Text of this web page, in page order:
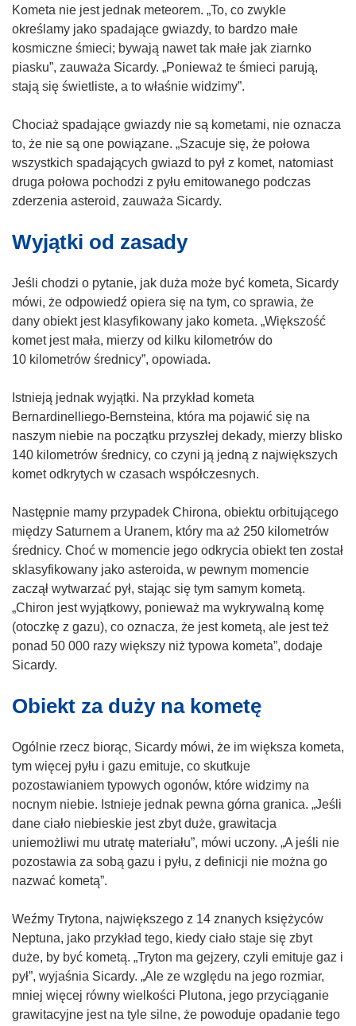
t
w
o
r
z
s
i
ę
w
n
w
n
)
t
w
o
r
z
s
i
ę
w
m
Kometa nie jest jednak meteorem. „To, co zwykle
określamy jako spadające gwiazdy, to bardzo małe
kosmiczne śmieci; bywają nawet tak małe jak ziarnko
piasku”, zauważa Sicardy. „Ponieważ te śmieci parują,
stają się świetliste, a to właśnie widzimy”.
Chociaż spadające gwiazdy nie są kometami, nie oznacza
to, że nie są one powiązane. „Szacuje się, że połowa
wszystkich spadających gwiazd to pył z komet, natomiast
druga połowa pochodzi z pyłu emitowanego podczas
zderzenia asteroid, zauważa Sicardy.
Wyjątki od zasady
Jeśli chodzi o pytanie, jak duża może być kometa, Sicardy
mówi, że odpowiedź opiera się na tym, co sprawia, że
dany obiekt jest klasyfikowany jako kometa. „Większość
komet jest mała, mierzy od kilku kilometrów do
10 kilometrów średnicy”, opowiada.
Istnieją jednak wyjątki. Na przykład kometa
Bernardinelliego-Bernsteina, która ma pojawić się na
naszym niebie na początku przyszłej dekady, mierzy blisko
140 kilometrów średnicy, co czyni ją jedną z największych
komet odkrytych w czasach współczesnych.
Następnie mamy przypadek Chirona, obiektu orbitującego
między Saturnem a Uranem, który ma aż 250 kilometrów
średnicy. Choć w momencie jego odkrycia obiekt ten został
sklasyfikowany jako asteroida, w pewnym momencie
zaczął wytwarzać pył, stając się tym samym kometą.
„Chiron jest wyjątkowy, ponieważ ma wykrywalną komę
(otoczkę z gazu), co oznacza, że jest kometą, ale jest też
ponad 50 000 razy większy niż typowa kometa”, dodaje
Sicardy.
Obiekt za duży na kometę
Ogólnie rzecz biorąc, Sicardy mówi, że im większa kometa,
tym więcej pyłu i gazu emituje, co skutkuje
pozostawianiem typowych ogonów, które widzimy na
nocnym niebie. Istnieje jednak pewna górna granica. „Jeśli
dane ciało niebieskie jest zbyt duże, grawitacja
uniemożliwi mu utratę materiału”, mówi uczony. „A jeśli nie
pozostawia za sobą gazu i pyłu, z definicji nie można go
nazwać kometą”.
Weźmy Trytona, największego z 14 znanych księżyców
Neptuna, jako przykład tego, kiedy ciało staje się zbyt
duże, by być kometą. „Tryton ma gejzery, czyli emituje gaz i
pył”, wyjaśnia Sicardy. „Ale ze względu na jego rozmiar,
mniej więcej równy wielkości Plutona, jego przyciąganie
grawitacyjne jest na tyle silne, że powoduje opadanie tego